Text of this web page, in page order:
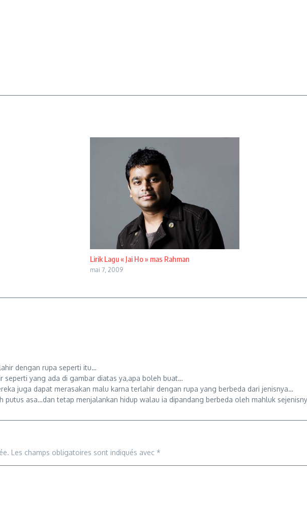
Lirik Lagu « Jai Ho » mas Rahman
mai 7, 2009
dengan rupa seperti itu…
seperti yang ada di gambar diatas ya,apa boleh buat…
juga dapat merasakan malu karna terlahir dengan rupa yang berbeda dari jenisnya…
putus asa…dan tetap menjalankan hidup walau ia dipandang berbeda oleh mahluk
Les champs obligatoires sont indiqués avec *